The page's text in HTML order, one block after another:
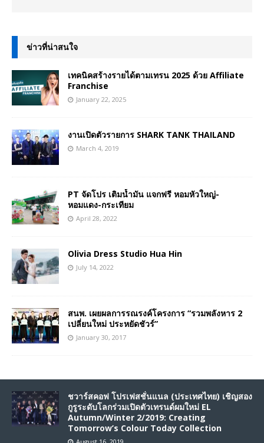
ข่าวที่น่าสนใจ
เทคนิคสร้างรายได้ตามเทรน 2025 ด้วย Affiliate
Franchise
January 22, 2025
งานเปิดตัวรายการ SHARK TANK THAILAND
March 4, 2019
PT จัดโปร เติมน้ำมัน แจกฟรี หอมหัวใหญ่-
หอมแดง-กระเทียม
April 28, 2022
Olivia Dress Studio Hua Hin
July 14, 2022
สนพ. เผยผลการรณรงค์โครงการ “รวมพลังหาร 2
เปลี่ยนใหม่ ประหยัดชัวร์”
January 30, 2017
ชวาร์สคอฟ โปรเฟสชั่นแนล (ประเทศไทย) เชิญสอง
กูรูระดับโลกร่วมเปิดตัวเทรนด์ผมใหม่ EL
Autumn/Winter 2/2019: Creating
Tomorrow’s Colour Today Collection